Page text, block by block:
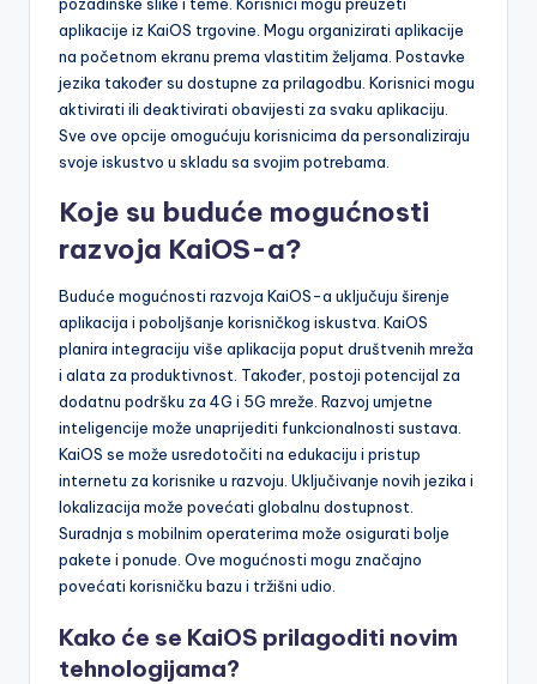
aplikacije iz KaiOS trgovine. Mogu organizirati aplikacije
na početnom ekranu prema vlastitim željama. Postavke
jezika također su dostupne za prilagodbu. Korisnici mogu
aktivirati ili deaktivirati obavijesti za svaku aplikaciju.
Sve ove opcije omogućuju korisnicima da personaliziraju
svoje iskustvo u skladu sa svojim potrebama.
Koje su buduće mogućnosti
razvoja KaiOS-a?
Buduće mogućnosti razvoja KaiOS-a uključuju širenje
aplikacija i poboljšanje korisničkog iskustva. KaiOS
planira integraciju više aplikacija poput društvenih mreža
i alata za produktivnost. Također, postoji potencijal za
dodatnu podršku za 4G i 5G mreže. Razvoj umjetne
inteligencije može unaprijediti funkcionalnosti sustava.
KaiOS se može usredotočiti na edukaciju i pristup
internetu za korisnike u razvoju. Uključivanje novih jezika i
lokalizacija može povećati globalnu dostupnost.
Suradnja s mobilnim operaterima može osigurati bolje
pakete i ponude. Ove mogućnosti mogu značajno
povećati korisničku bazu i tržišni udio.
Kako će se KaiOS prilagoditi novim
tehnologijama?